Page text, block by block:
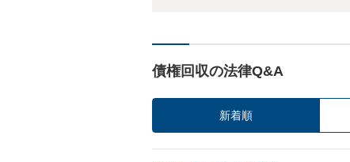
債権回収の法律Q&A
新着順